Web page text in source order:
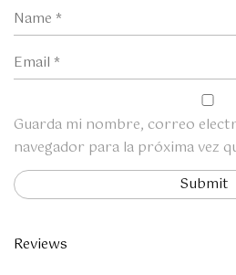
Guarda mi nombre, correo
navegador para la próxima vez
Reviews